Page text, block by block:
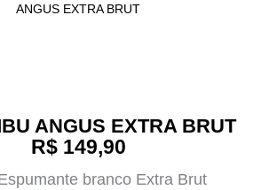
ANGUS EXTRA BRUT
ANGUS EXTRA BRUT
R$149,90
branco Extra Brut